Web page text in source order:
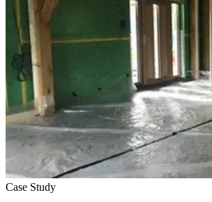
Case Study